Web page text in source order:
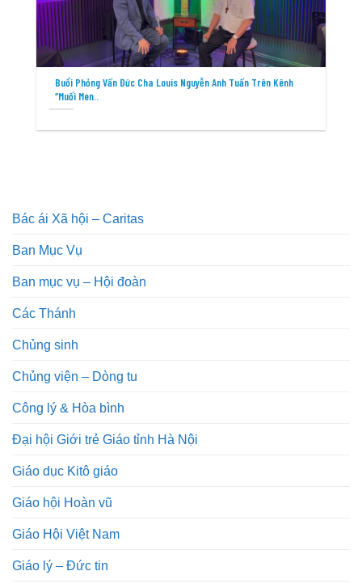
Buổi Phỏng Vấn Đức Cha Louis Nguyễn Anh Tuấn Trên Kênh
“Muối Men..
Bác ái Xã hội – Caritas
Ban Mục Vụ
Ban mục vụ – Hội đoàn
Các Thánh
Chủng sinh
Chủng viện – Dòng tu
Công lý & Hòa bình
Đại hội Giới trẻ Giáo tỉnh Hà Nội
Giáo dục Kitô giáo
Giáo hội Hoàn vũ
Giáo Hội Việt Nam
Giáo lý – Đức tin